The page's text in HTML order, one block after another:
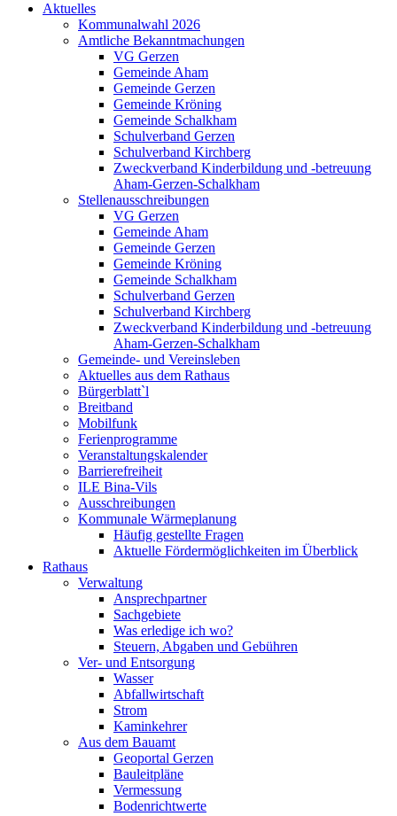
Aktuelles
Kommunalwahl 2026
Amtliche Bekanntmachungen
VG Gerzen
Gemeinde Aham
Gemeinde Gerzen
Gemeinde Kröning
Gemeinde Schalkham
Schulverband Gerzen
Schulverband Kirchberg
Zweckverband Kinderbildung und -betreuung
Aham-Gerzen-Schalkham
Stellenausschreibungen
VG Gerzen
Gemeinde Aham
Gemeinde Gerzen
Gemeinde Kröning
Gemeinde Schalkham
Schulverband Gerzen
Schulverband Kirchberg
Zweckverband Kinderbildung und -betreuung
Aham-Gerzen-Schalkham
Gemeinde- und Vereinsleben
Aktuelles aus dem Rathaus
Bürgerblatt`l
Breitband
Mobilfunk
Ferienprogramme
Veranstaltungskalender
Barrierefreiheit
ILE Bina-Vils
Ausschreibungen
Kommunale Wärmeplanung
Häufig gestellte Fragen
Aktuelle Fördermöglichkeiten im Überblick
Rathaus
Verwaltung
Ansprechpartner
Sachgebiete
Was erledige ich wo?
Steuern, Abgaben und Gebühren
Ver- und Entsorgung
Wasser
Abfallwirtschaft
Strom
Kaminkehrer
Aus dem Bauamt
Geoportal Gerzen
Bauleitpläne
Vermessung
Bodenrichtwerte